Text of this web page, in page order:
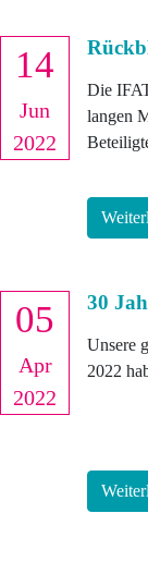
14
Jun
2022
Die
langen
05
Apr
2022
30
Unsere
2022